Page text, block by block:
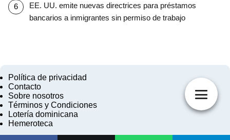
EE. UU. emite nuevas directrices para préstamos
bancarios a inmigrantes sin permiso de trabajo
Política de privacidad
Contacto
Sobre nosotros
Términos y Condiciones
Lotería dominicana
Hemeroteca